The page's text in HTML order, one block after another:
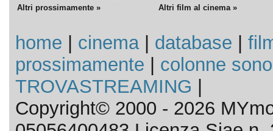
Altri prossimamente » Altri film al cinema »
home cinema| database
prossimamente
colonne
TROVASTREAMING
Copyright© 2000 - 2026